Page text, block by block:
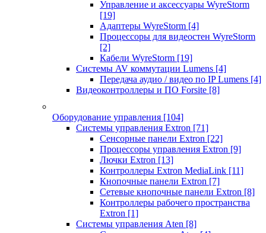
Управление и аксессуары WyreStorm
[19]
Адаптеры WyreStorm [4]
Процессоры для видеостен WyreStorm
[2]
Кабели WyreStorm [19]
Системы AV коммутации Lumens [4]
Передача аудио / видео по IP Lumens [4]
Видеоконтроллеры и ПО Forsite [8]
Оборудование управления [104]
Системы управления Extron [71]
Сенсорные панели Extron [22]
Процессоры управления Extron [9]
Лючки Extron [13]
Контроллеры Extron MediaLink [11]
Кнопочные панели Extron [7]
Сетевые кнопочные панели Extron [8]
Контроллеры рабочего пространства
Extron [1]
Системы управления Aten [8]